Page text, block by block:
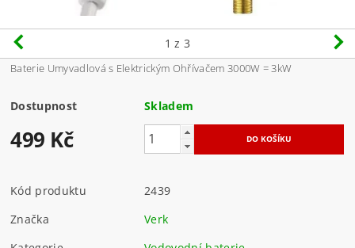
1 z 3
Baterie Umyvadlová s Elektrickým Ohřívačem 3000W = 3kW
Dostupnost Skladem
499 Kč
Kód produktu
2439
Značka
Verk